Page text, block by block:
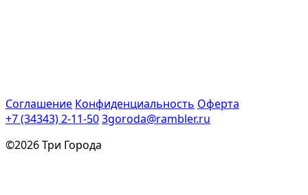
Соглашение Конфиденциальность Оферта
+7 (34343) 2-11-503goroda@rambler.ru
©2026 Три Города